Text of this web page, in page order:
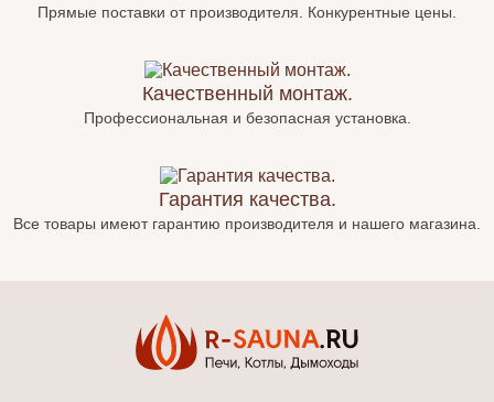
Прямые поставки от производителя. Конкурентные цены.
Качественный монтаж.
Профессиональная и безопасная установка.
Гарантия качества.
Все товары имеют гарантию производителя и нашего магазина.